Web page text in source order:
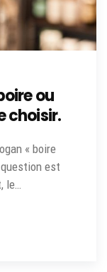
ou
choisir.
« boire
est
le…